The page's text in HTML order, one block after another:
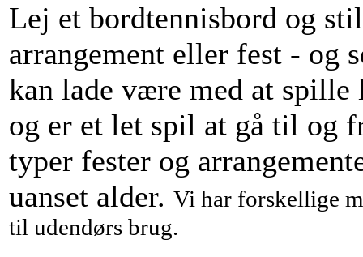
Lej et bordtennisbord og
arrangement eller fest - og
kan lade være med at spille
og er et let spil at gå til og
typer fester og
uanset alder. Vi har forskellige
til udendørs brug.